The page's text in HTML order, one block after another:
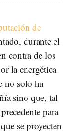
de
durante el
contra de los
la energética
no solo ha
sino que, tal
para
que se proyecten